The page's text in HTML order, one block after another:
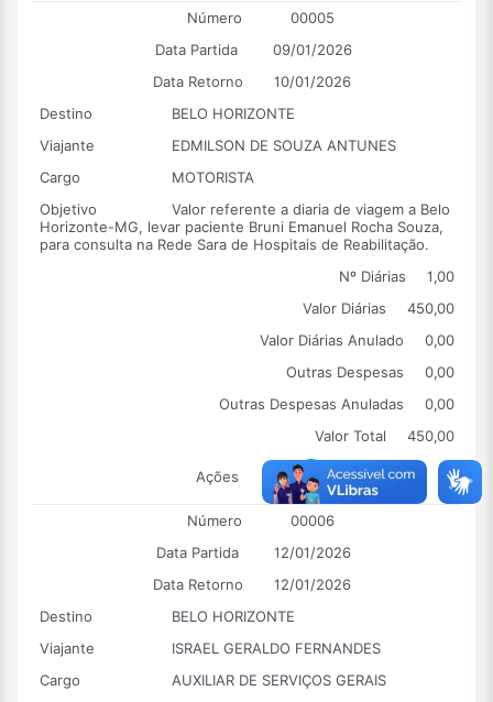
Número
00005
Data Partida
09/01/2026
Data Retorno
10/01/2026
Destino
BELO HORIZONTE
Viajante
EDMILSON DE SOUZA ANTUNES
Cargo
MOTORISTA
Objetivo
Valor referente a diaria de viagem a Belo
Horizonte-MG, levar paciente Bruni Emanuel Rocha Souza,
para consulta na Rede Sara de Hospitais de Reabilitação.
Nº Diárias
1,00
Valor Diárias
450,00
Valor Diárias Anulado
0,00
Outras Despesas
0,00
Outras Despesas Anuladas
0,00
Valor Total
450,00
Ações
Número
00006
Data Partida
12/01/2026
Data Retorno
12/01/2026
Destino
BELO HORIZONTE
Viajante
ISRAEL GERALDO FERNANDES
Cargo
AUXILIAR DE SERVIÇOS GERAIS